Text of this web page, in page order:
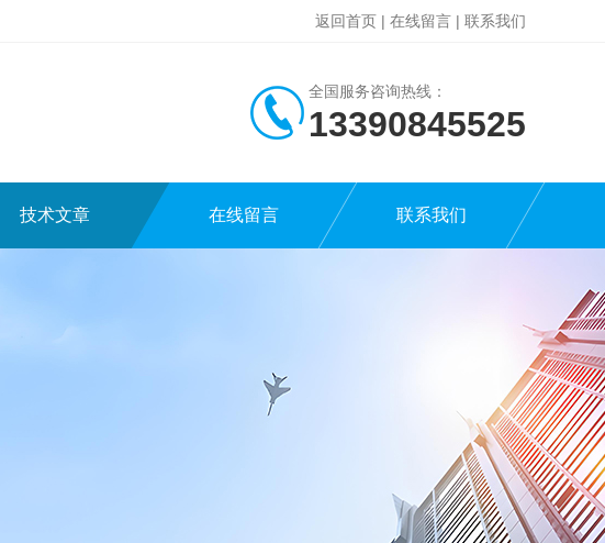
返回首页 | 在线留言 | 联系我们
全国服务咨询热线：
13390845525
技术文章 在线留言 联系我们